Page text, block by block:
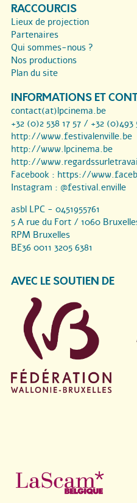
RACCOURCIS
Lieux de projection
Partenaires
Qui sommes-nous ?
Nos productions
Plan du site
INFORMATIONS ET
contact(at)lpcinema.be
+32 (0)2 538 17 57 / +32 (0)493
http://www.festivalenville.be
http://www.lpcinema.be
http://
Facebook : https://
Instagram : @festival.enville
asbl LPC - 0451955761
5 A rue du Fort / 1060
RPM Bruxelles
BE36 0011 3205 6381
AVEC LE SOUTIEN DE